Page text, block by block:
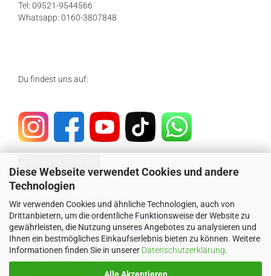
Diese Webseite verwendet Cookies und andere
Technologien
Wir verwenden Cookies und ähnliche Technologien, auch von
Drittanbietern, um die ordentliche Funktionsweise der Website zu
gewährleisten, die Nutzung unseres Angebotes zu analysieren und
Ihnen ein bestmögliches Einkaufserlebnis bieten zu können. Weitere
Informationen finden Sie in unserer Datenschutzerklärung.
Alle Akzeptieren
Tel: 09521-9544566
Whatsapp: 0160-3807848
Du findest uns auf:
SICHER EINKAUFEN MIT